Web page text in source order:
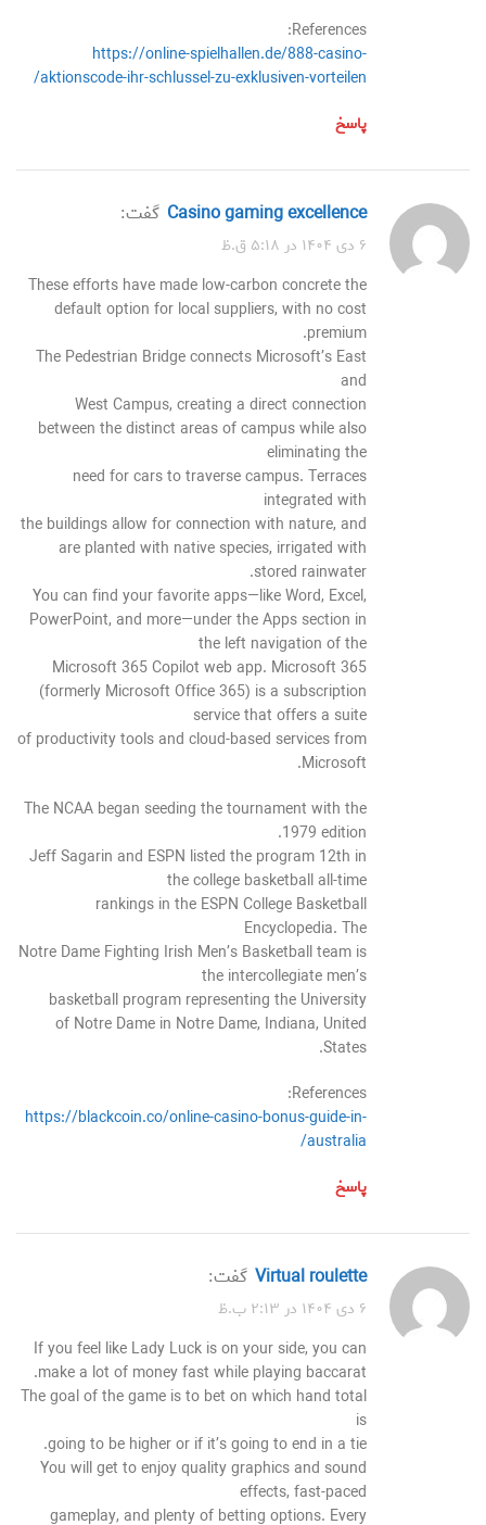
References:
https://online-spielhallen.de/888-casino-
aktionscode-ihr-schlussel-zu-exklusiven-vorteilen/
پاسخ
casino gaming excellence گفت:
۶ دی ۱۴۰۴ در ۵:۱۸ ق.ظ
These efforts have made low-carbon concrete the
default option for local suppliers, with no cost
premium.
The Pedestrian Bridge connects Microsoft’s East
and
West Campus, creating a direct connection
between the distinct areas of campus while also
eliminating the
need for cars to traverse campus. Terraces
integrated with
the buildings allow for connection with nature, and
are planted with native species, irrigated with
stored rainwater.
You can find your favorite apps—like Word, Excel,
PowerPoint, and more—under the Apps section in
the left navigation of the
Microsoft 365 Copilot web app. Microsoft 365
(formerly Microsoft Office 365) is a subscription
service that offers a suite
of productivity tools and cloud-based services from
Microsoft.
The NCAA began seeding the tournament with the
1979 edition.
Jeff Sagarin and ESPN listed the program 12th in
the college basketball all-time
rankings in the ESPN College Basketball
Encyclopedia. The
Notre Dame Fighting Irish Men’s Basketball team is
the intercollegiate men’s
basketball program representing the University
of Notre Dame in Notre Dame, Indiana, United
States.
References:
https://blackcoin.co/online-casino-bonus-guide-in-
australia/
پاسخ
virtual roulette گفت:
۶ دی ۱۴۰۴ در ۲:۱۳ ب.ظ
If you feel like Lady Luck is on your side, you can
make a lot of money fast while playing baccarat.
The goal of the game is to bet on which hand total
is
going to be higher or if it’s going to end in a tie.
You will get to enjoy quality graphics and sound
effects, fast-paced
gameplay, and plenty of betting options. Every